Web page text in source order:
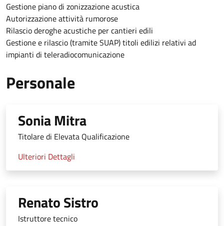
Gestione piano di zonizzazione acustica
Autorizzazione attività rumorose
Rilascio deroghe acustiche per cantieri edili
Gestione e rilascio (tramite SUAP) titoli edilizi relativi ad
impianti di teleradiocomunicazione
Personale
Sonia Mitra
Titolare di Elevata Qualificazione
Ulteriori Dettagli
Renato Sistro
Istruttore tecnico